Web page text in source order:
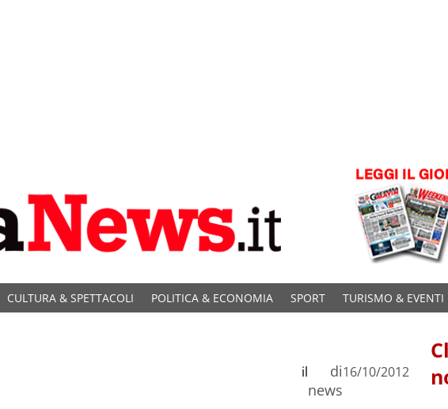
CULTURA & SPETTACOLI POLITICA & ECONOMIA SPORT TURISMO & EVENTI
di
news
il 16/10/2012